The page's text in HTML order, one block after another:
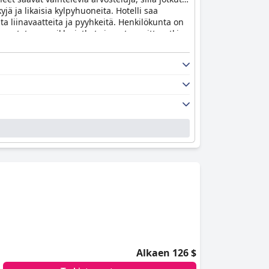
ja likaisia kylpyhuoneita. Hotelli saa
liinavaatteita ja pyyhkeitä. Henkilökunta on
vaikka jotkut vieraat varoittavatkin,
rannalla. Kaiken kaikkiaan, vaikka hotelli
arvoinen, jos haluat löytää
Alkaen 126 $